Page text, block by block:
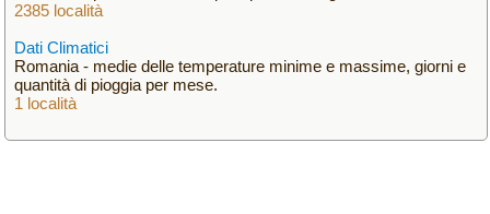
2385 località
Dati Climatici
Romania - medie delle temperature minime e massime, giorni e
quantità di pioggia per mese.
1 località